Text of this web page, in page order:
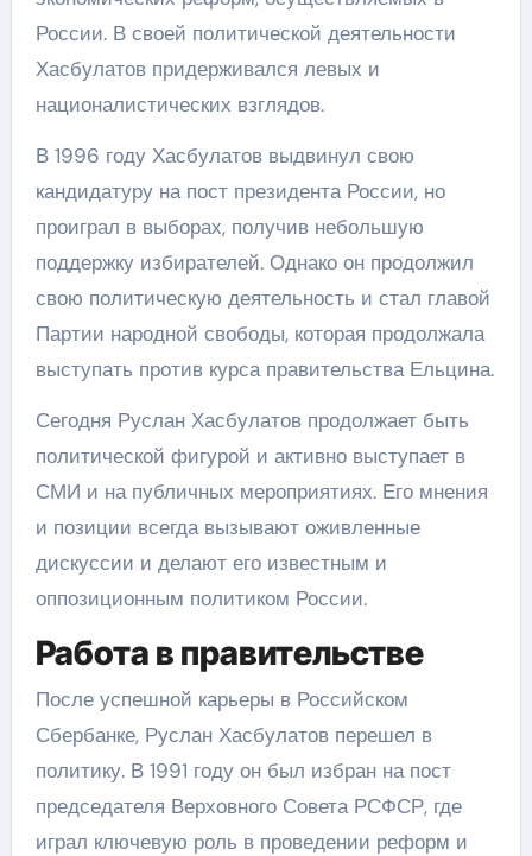
России. В своей политической деятельности
Хасбулатов придерживался левых и
националистических взглядов.
В 1996 году Хасбулатов выдвинул свою
кандидатуру на пост президента России, но
проиграл в выборах, получив небольшую
поддержку избирателей. Однако он продолжил
свою политическую деятельность и стал главой
Партии народной свободы, которая продолжала
выступать против курса правительства Ельцина.
Сегодня Руслан Хасбулатов продолжает быть
политической фигурой и активно выступает в
СМИ и на публичных мероприятиях. Его мнения
и позиции всегда вызывают оживленные
дискуссии и делают его известным и
оппозиционным политиком России.
Работа в правительстве
После успешной карьеры в Российском
Сбербанке, Руслан Хасбулатов перешел в
политику. В 1991 году он был избран на пост
председателя Верховного Совета РСФСР, где
играл ключевую роль в проведении реформ и